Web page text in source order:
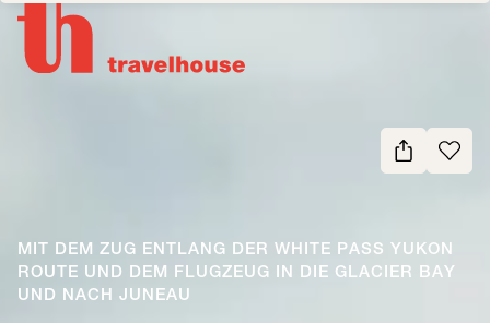
MIT DEM ZUG ENTLANG DER WHITE PASS YUKON
ROUTE UND DEM FLUGZEUG IN DIE GLACIER BAY
UND NACH JUNEAU